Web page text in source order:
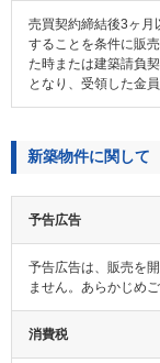
売買契約締結後3ヶ月
することを条件に販
た時または建築請負
となり、受領した金
新築物件に関して
予告広告
予告広告は、販売を
ません。あらかじめ
消費税